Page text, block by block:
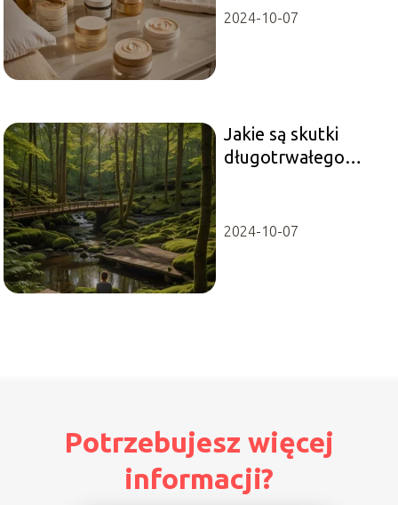
2024-10-07
Jakie są skutki
długotrwałego
2024-10-07
Potrzebujesz więcej
informacji?